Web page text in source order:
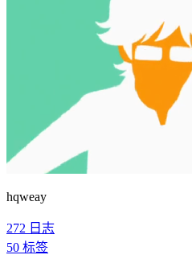
hqweay
272 日志
50 标签